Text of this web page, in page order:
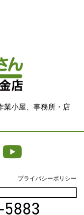
業小屋、事務所・店
プライバシーポリシー